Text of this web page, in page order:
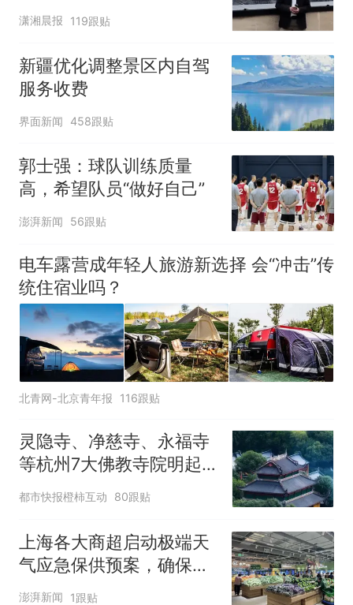
潇湘晨报 119跟贴
新疆优化调整景区内自驾
服务收费
界面新闻 458跟贴
郭士强：球队训练质量
高，希望队员“做好自己”
澎湃新闻 56跟贴
电车露营成年轻人旅游新选择 会“冲击”传
统住宿业吗？
北青网-北京青年报 116跟贴
灵隐寺、净慈寺、永福寺
等杭州7大佛教寺院明起
临时关闭，别跑空了
都市快报橙柿互动 80跟贴
上海各大商超启动极端天
气应急保供预案，确保物
资充足价格平稳
澎湃新闻 1跟贴